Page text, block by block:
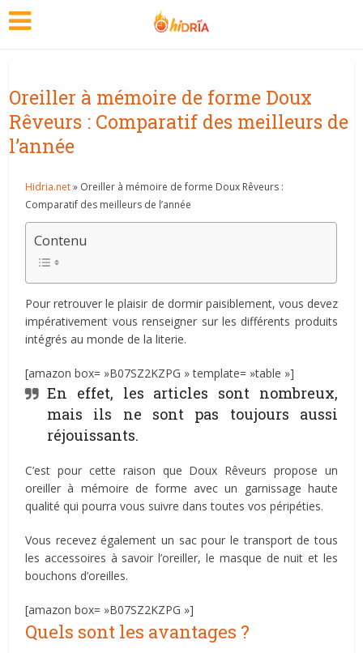
Oreiller à mémoire de forme Doux
Rêveurs : Comparatif des meilleurs de
l’année
Hidria.net» Oreiller à mémoire de forme Doux Rêveurs :
Comparatif des meilleurs de l’année
Contenu
Pour retrouver le plaisir de dormir paisiblement, vous devez
impérativement vous renseigner sur les différents produits
intégrés au monde de la literie.
[amazon box= »B07SZ2KZPG » template= »table »]
En effet, les articles sont nombreux,
mais ils ne sont pas toujours aussi
réjouissants.
C’est pour cette raison que Doux Rêveurs propose un
oreiller à mémoire de forme avec un garnissage haute
qualité qui pourra vous suivre dans toutes vos péripéties.
Vous recevez également un sac pour le transport de tous
les accessoires à savoir l’oreiller, le masque de nuit et les
bouchons d’oreilles.
[amazon box= »B07SZ2KZPG »]
Quels sont les avantages ?